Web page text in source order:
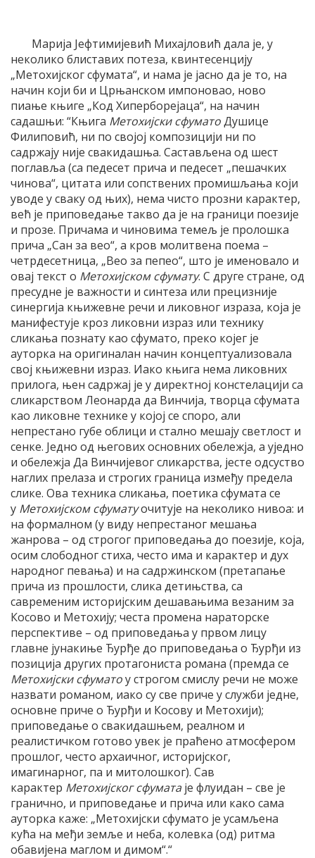
Марија Јефтимијевић Михајловић дала је, у
неколико блиставих потеза, квинтесенцију
„Метохијског сфумата“, и нама је јасно да је то, на
начин који би и Црњанском импоновао, ново
пиање књиге „Код Хиперборејаца“, на начин
садашњи: “Књига Метохијски сфуматоДушице
Филиповић, ни по својој композицији ни по
садржају није свакидашња. Састављена од шест
поглавља (са педесет прича и педесет „пешачких
чинова“, цитата или сопствених промишљања који
уводе у сваку од њих), нема чисто прозни карактер,
већ је приповедање такво да је на граници поезије
и прозе. Причама и чиновима темељ је пролошка
прича „Сан за вео“, а кров молитвена поема –
четрдесетница, „Вео за пепео“, што је именовало и
овај текст о Метохијском сфумату. С друге стране, од
пресудне је важности и синтеза или прецизније
синергија књижевне речи и ликовног израза, која је
манифестује кроз ликовни израз или технику
сликања познату као сфумато, преко којег је
ауторка на оригиналан начин концептуализовала
свој књижевни израз. Иако књига нема ликовних
прилога, њен садржај је у директној констелацији са
сликарством Леонарда да Винчија, творца сфумата
као ликовне технике у којој се споро, али
непрестано губе облици и стално мешају светлост и
сенке. Једно од његових основних обележја, а уједно
и обележја Да Винчијевог сликарства, јесте одсуство
наглих прелаза и строгих граница између предела
слике. Ова техника сликања, поетика сфумата се
у Метохијском сфуматуочитује на неколико нивоа: и
на формалном (у виду непрестаног мешања
жанрова – од строгог приповедања до поезије, која,
осим слободног стиха, често има и карактер и дух
народног певања) и на садржинском (претапање
прича из прошлости, слика детињства, са
савременим историјским дешавањима везаним за
Косово и Метохију; честа промена нараторске
перспективе – од приповедања у првом лицу
главне јунакиње Ђурђе до приповедања о Ђурђи из
позиција других протагониста романа (премда се
Метохијски сфуматоу строгом смислу речи не може
назвати романом, иако су све приче у служби једне,
основне приче о Ђурђи и Косову и Метохији);
приповедање о свакидашњем, реалном и
реалистичком готово увек је праћено атмосфером
прошлог, често архаичног, историјског,
имагинарног, па и митолошког). Сав
карактер Метохијског сфуматаје флуидан – све је
гранично, и приповедање и прича или како сама
ауторка каже: „Метохијски сфумато је усамљена
кућа на међи земље и неба, колевка (од) ритма
обавијена маглом и димом“.“